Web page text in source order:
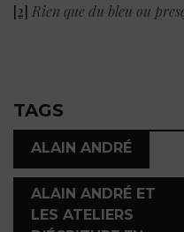
[2] Rien que du bleu ou
TAGS
ALAIN ANDRÉ
ALAIN ANDRÉ ET
LES ATELIERS